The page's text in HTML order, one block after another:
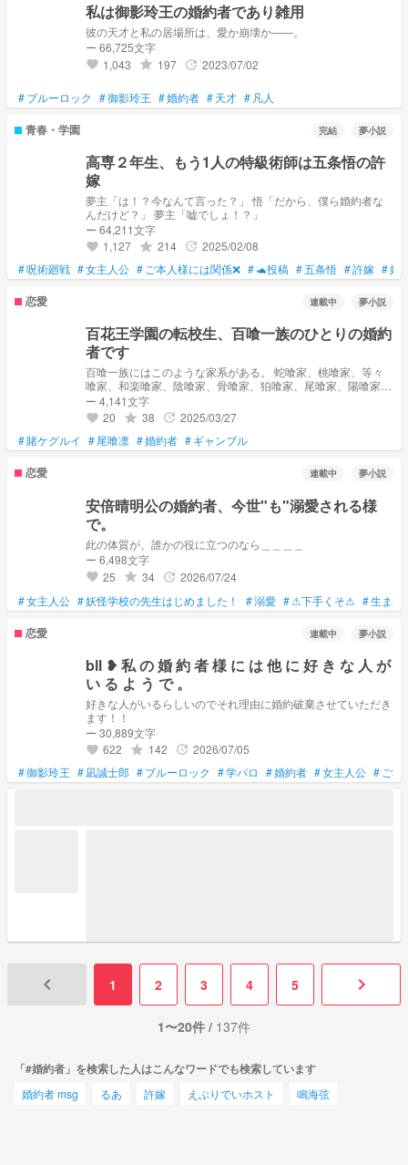
私は御影玲王の婚約者であり雑用
彼の天才と私の居場所は、愛か崩壊か――。
ー 66,725文字
favorite 1,043 grade 197 update 2023/07/02
#ブルーロック #御影玲王 #婚約者 #天才 # 凡人
青春・学園 完結 夢小説
高専２年生、もう1人の特級術師は五条悟の許
嫁
夢主「は！？今なんて言った？」 悟「だから、僕ら婚約者な
んだけど？」 夢主「嘘でしょ！？」
ー 64,211文字
favorite 1,127 grade 214 update 2025/02/08
#呪術廻戦 #女主人公 # ご本人様には関係❌ #🐢投稿 #五条悟 #許嫁 #婚
恋愛 連載中 夢小説
百花王学園の転校生、百喰一族のひとりの婚約
者です
百喰一族にはこのような家系がある。 蛇喰家、桃喰家、等々
喰家、和楽喰家、陰喰家、骨喰家、狛喰家、尾喰家、陽喰家、
蟲喰家、そして×喰家。 しかし、百喰一族はこの11家だけでは
ー 4,141文字
favorite 20 grade 38 update 2025/03/27
#賭ケグルイ #尾喰凛 #婚約者 #ギャンブル
恋愛 連載中 夢小説
安倍晴明公の婚約者、今世"も"溺愛される様
で。
此の体質が、誰かの役に立つのなら＿＿＿＿
ー 6,498文字
favorite 25 grade 34 update 2026/07/24
#女主人公 #妖怪学校の先生はじめました！ #溺愛 #⚠下手くそ⚠ #生まれ
恋愛 連載中 夢小説
bll ❥ 私 の 婚 約 者 様 に は 他 に 好 き な 人 が
い る よ う で 。
好きな人がいるらしいのでそれ理由に婚約破棄させていただき
ます！！
ー 30,889文字
favorite 622 grade 142 update 2026/07/05
#御影玲王 #凪誠士郎 #ブルーロック #学パロ #婚約者 #女主人公 # ご本
keyboard_arrow_left 1 2 3 4 5 keyboard_arrow_right
1〜20件 / 137件
「#婚約者」を検索した人はこんなワードでも検索しています
婚約者 msg るあ 許嫁 えぶりでいホスト 鳴海弦